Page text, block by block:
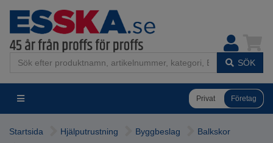
SÖK
Privat Företag
Startsida Hjälputrustning Byggbeslag
Balkskor